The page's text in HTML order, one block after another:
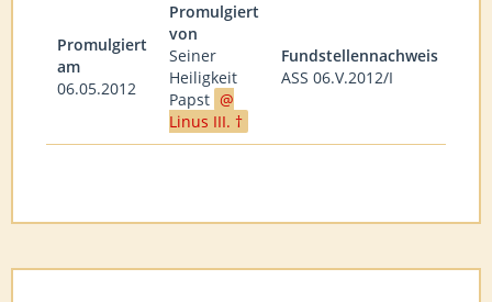
Promulgiert
am
06.05.2012
Promulgiert
von
Seiner
Heiligkeit
Papst
Linus III. †
Fundstellennachweis
ASS 06.V.2012/I